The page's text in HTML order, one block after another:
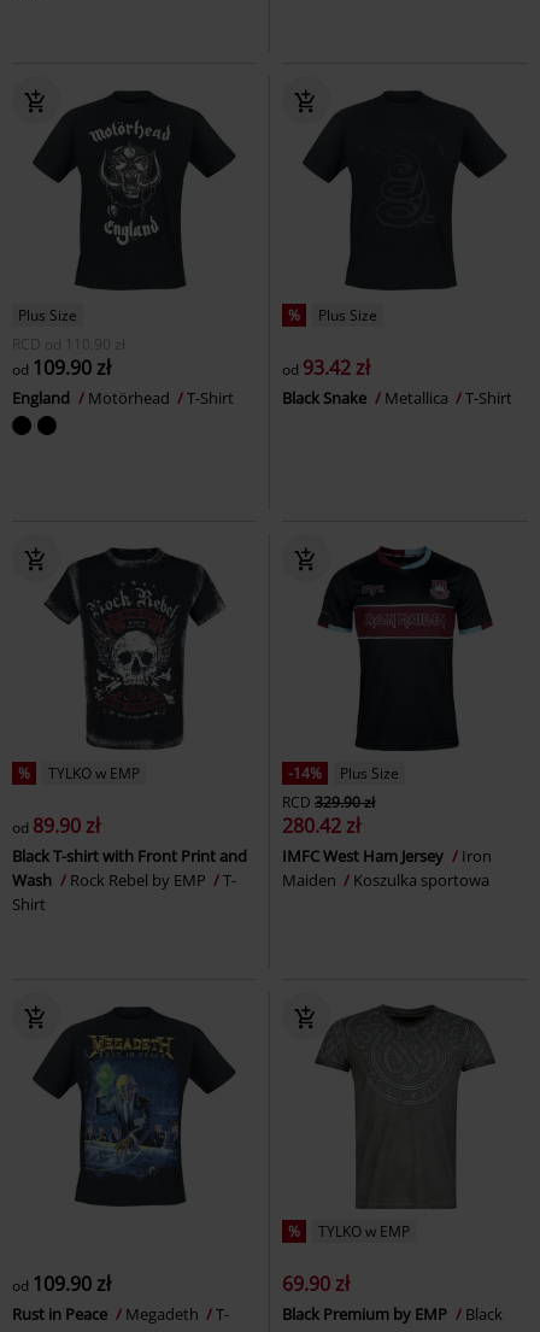
Plus Size
RCD
od 110.90 zł
od 109.90 zł
England Motörhead T-Shirt
% Plus Size
od 93.42 zł
Black Snake Metallica T-Shirt
% TYLKO w EMP
od 89.90 zł
Black T-shirt with Front Print and
Wash
Rock Rebel by EMP
T-
Shirt
-14%
Plus Size
RCD 329.90 zł
280.42 zł
IMFC West Ham Jersey
Iron
Maiden
Koszulka sportowa
od 109.90 zł
Rust in Peace Megadeth
T-
% TYLKO w EMP
69.90 zł
Black Premium by EMP
Black